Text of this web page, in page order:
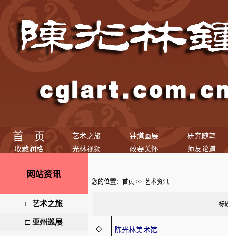
首 页 艺术之旅 钟馗画展
研究随笔
收藏润格
光林视频 政要关怀 师友论道
网站资讯
□ 艺术之旅
□ 亚州巡展
您的位置： 首页 >> 艺术资讯
标
◇ 陈光林美术馆